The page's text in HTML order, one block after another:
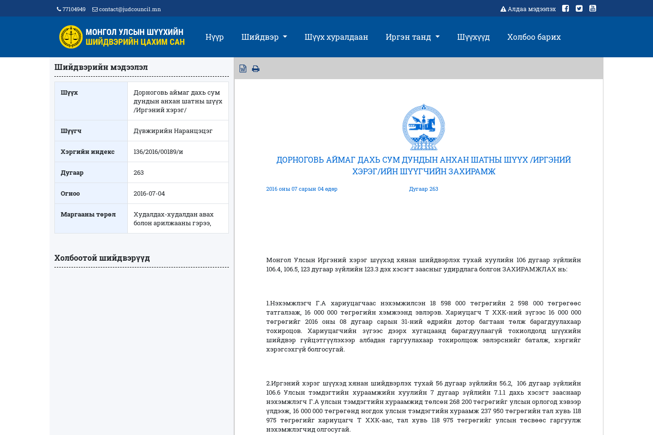
77104949 contact@judcouncil.mn Алдаа мэдээлэх
Нүүр Шийдвэр Шүүх хуралдаан Иргэн танд Шүүхүүд Холбоо барих
Шийдвэрийн мэдээлэл
Шүүх
Дорноговь аймаг дахь сум
дундын анхан шатны шүүх
/Иргэний хэрэг/
Шүүгч Дүвжирийн Наранцэцэг
Хэргийн индекс 136/2016/00189/и
Дугаар 263
Огноо 2016-07-04
Маргааны төрөл
Худалдах-худалдан авах
болон арилжааны гэрээ,
Холбоотой шийдвэрүүд
ДОРНОГОВЬ АЙМАГ ДАХЬ СУМ ДУНДЫН АНХАН ШАТНЫ ШҮҮХ /ИРГЭНИЙ
ХЭРЭГ/ИЙН ШҮҮГЧИЙН ЗАХИРАМЖ
2016 оны 07 сарын 04 өдөр Дугаар 263
Монгол Улсын Иргэний хэрэг шүүхэд хянан шийдвэрлэх тухай хуулийн 106 дугаар зүйлийн
106.4, 106.5, 123 дугаар зүйлийн 123.3 дэх хэсэгт заасныг удирдлага болгон ЗАХИРАМЖЛАХ нь:
1.Нэхэмжлэгч Г.А хариуцагчаас нэхэмжилсэн 18 598 000 төгрөгийн 2 598 000 төгрөгөөс
татгалзаж, 16 000 000 төгрөгийн хэмжээнд эвлэрэв. Хариуцагч Т ХХК-ний зүгээс 16 000 000
төгрөгийг 2016 оны 08 дугаар сарын 31-ний өдрийн дотор багтаан төлж барагдуулахаар
тохироцов. Хариуцагчийн зүгээс дээрх хугацаанд барагдуулаагүй тохиолдолд шүүхийн
шийдвэр гүйцэтгүүлэхээр албадан гаргуулахаар тохиролцож эвлэрснийг баталж, хэргийг
хэрэгсэхгүй болгосугай.
2.Иргэний хэрэг шүүхэд хянан шийдвэрлэх тухай 56 дугаар зүйлийн 56.2, 106 дугаар зүйлийн
106.6 Улсын тэмдэгтийн хураамжийн хуулийн 7 дугаар зүйлийн 7.1.1 дахь хэсэгт зааснаар
нэхэмжлэгч Г.А улсын тэмдэгтийн хураамжид төлсөн 268 200 төгрөгийг улсын орлогод хэвээр
үлдээж, 16 000 000 төгрөгөнд ногдох улсын тэмдэгтийн хураамж 237 950 төгрөгийн тал хувь 118
975 төгрөгийг хариуцагч Т ХХК-аас, тал хувь 118 975 төгрөгийг улсын төсвөөс гаргуулж
нэхэмжлэгчид олгосугай.